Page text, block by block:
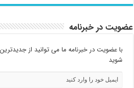
عضویت در خبرنامه
با عضویت در خبرنامه ما می توانید از
شوید